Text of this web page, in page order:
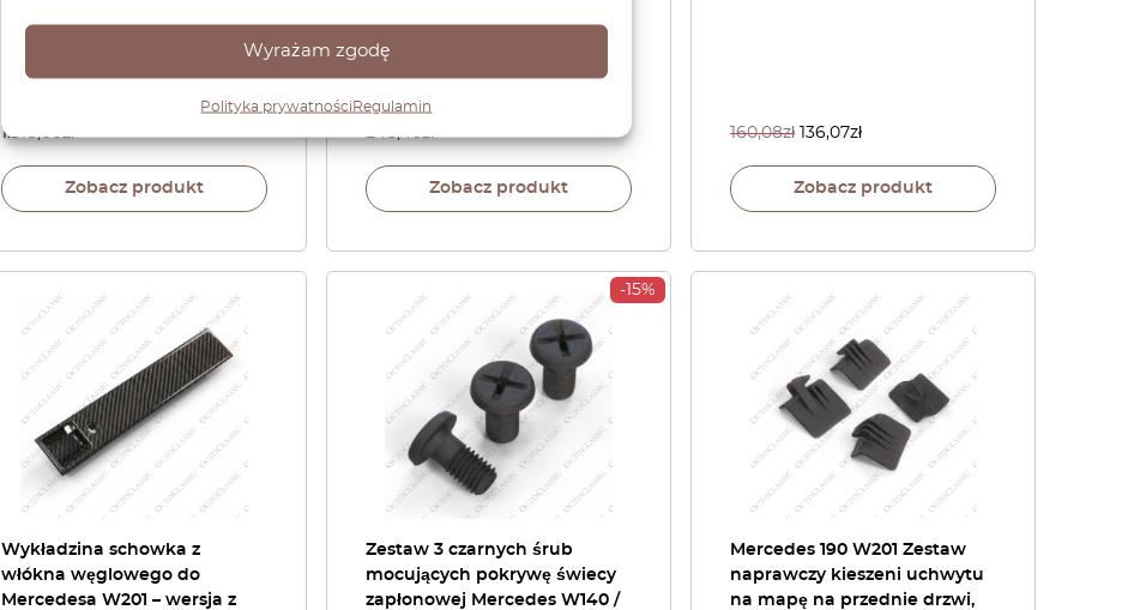
Wyrażam zgodę
Polityka prywatnościRegulamin
1.518,00zł
Zobacz produkt
248,40zł
Zobacz produkt
160,08zł 136,07zł
Zobacz produkt
Wykładzina schowka z
włókna węglowego do
Mercedesa W201 – wersja z
-15%
Zestaw 3 czarnych śrub
mocujących pokrywę świecy
zapłonowej Mercedes W140 /
Mercedes 190 W201 Zestaw
naprawczy kieszeni uchwytu
na mapę na przednie drzwi,